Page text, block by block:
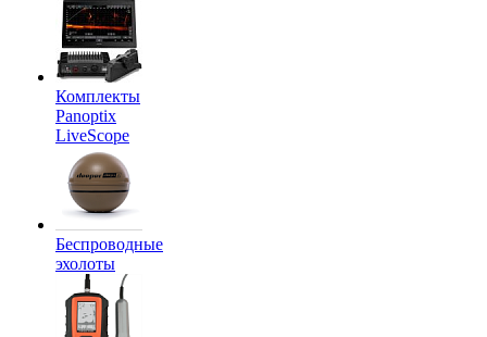
Комплекты
Panoptix
LiveScope
Беспроводные
эхолоты